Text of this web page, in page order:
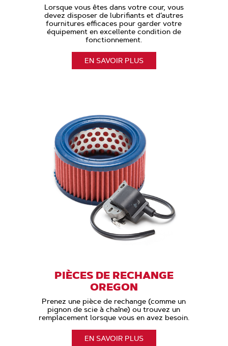
Lorsque vous êtes dans votre cour, vous
devez disposer de lubrifiants et d’autres
fournitures efficaces pour garder votre
équipement en excellente condition de
fonctionnement.
EN SAVOIR PLUS
PIÈCES DE RECHANGE
OREGON
Prenez une pièce de rechange (comme un
pignon de scie à chaîne) ou trouvez un
remplacement lorsque vous en avez besoin.
EN SAVOIR PLUS